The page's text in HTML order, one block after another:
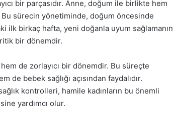
bir parçasıdır. Anne, doğum ile birlikte hem
sürecin yönetiminde, doğum öncesinde
ilk birkaç hafta, yeni doğanla uyum sağlamanın
bir dönemdir.
de zorlayıcı bir dönemdir. Bu süreçte
bebek sağlığı açısından faydalıdır.
kontrolleri, hamile kadınların bu önemli
yardımcı olur.